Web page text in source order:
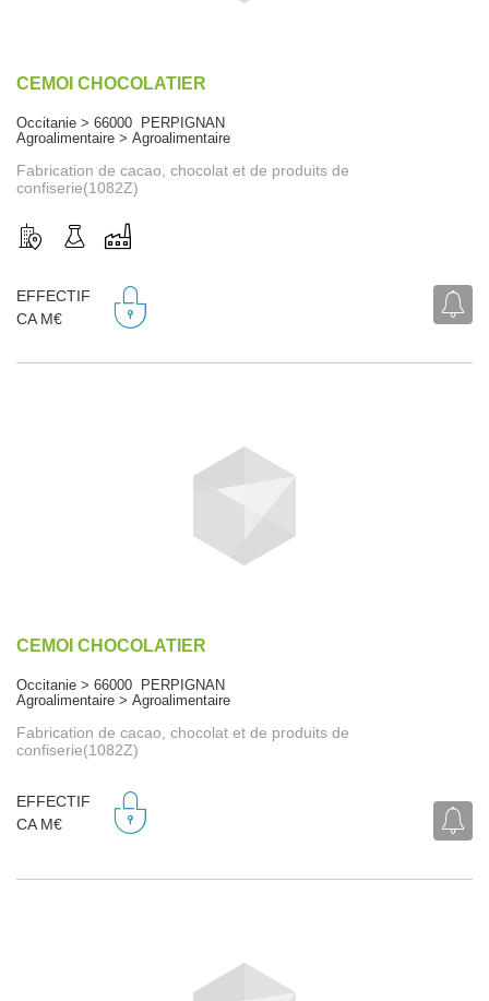
CEMOI CHOCOLATIER
Occitanie > 66000 PERPIGNAN
Agroalimentaire > Agroalimentaire
Fabrication de cacao, chocolat et de produits de
confiserie(1082Z)
EFFECTIF
CA M€
CEMOI CHOCOLATIER
Occitanie > 66000 PERPIGNAN
Agroalimentaire > Agroalimentaire
Fabrication de cacao, chocolat et de produits de
confiserie(1082Z)
EFFECTIF
CA M€